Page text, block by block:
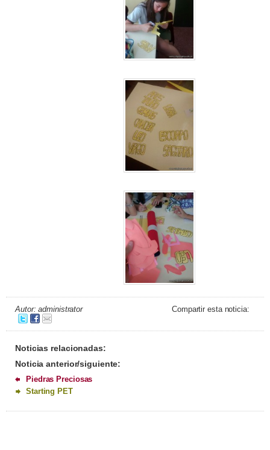
Autor: administrator Compartir esta noticia:
Noticias relacionadas:
Noticia anterior/siguiente:
Piedras Preciosas
Starting PET